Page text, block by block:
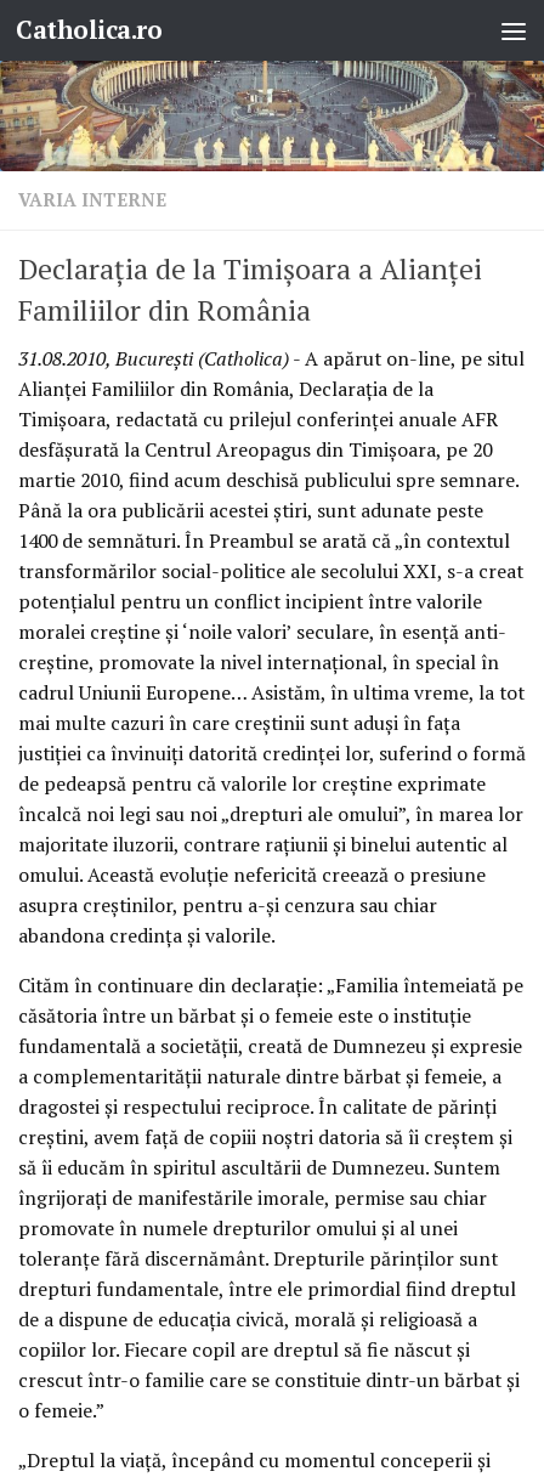
Skip to content
Catholica.ro
VARIA INTERNE
Declaraţia de la Timişoara a Alianţei
Familiilor din România
31.08.2010, Bucureşti (Catholica)- A apărut on-line, pe situl
Alianţei Familiilor din România, Declaraţia de la
Timişoara, redactată cu prilejul conferinţei anuale AFR
desfăşurată la Centrul Areopagus din Timişoara, pe 20
martie 2010, fiind acum deschisă publicului spre semnare.
Până la ora publicării acestei ştiri, sunt adunate peste
1400 de semnături. În Preambul se arată că „în contextul
transformărilor social-politice ale secolului XXI, s-a creat
potenţialul pentru un conflict incipient între valorile
moralei creştine şi ‘noile valori’ seculare, în esenţă anti-
creştine, promovate la nivel internaţional, în special în
cadrul Uniunii Europene… Asistăm, în ultima vreme, la tot
mai multe cazuri în care creştinii sunt aduşi în faţa
justiţiei ca învinuiţi datorită credinţei lor, suferind o formă
de pedeapsă pentru că valorile lor creştine exprimate
încalcă noi legi sau noi „drepturi ale omului”, în marea lor
majoritate iluzorii, contrare raţiunii şi binelui autentic al
omului. Această evoluţie nefericită creează o presiune
asupra creştinilor, pentru a-şi cenzura sau chiar
abandona credinţa şi valorile.
Cităm în continuare din declaraţie: „Familia întemeiată pe
căsătoria între un bărbat şi o femeie este o instituţie
fundamentală a societăţii, creată de Dumnezeu şi expresie
a complementarităţii naturale dintre bărbat şi femeie, a
dragostei şi respectului reciproce. În calitate de părinţi
creştini, avem faţă de copiii noştri datoria să îi creştem şi
să îi educăm în spiritul ascultării de Dumnezeu. Suntem
îngrijoraţi de manifestările imorale, permise sau chiar
promovate în numele drepturilor omului şi al unei
toleranţe fără discernământ. Drepturile părinţilor sunt
drepturi fundamentale, între ele primordial fiind dreptul
de a dispune de educaţia civică, morală şi religioasă a
copiilor lor. Fiecare copil are dreptul să fie născut şi
crescut într-o familie care se constituie dintr-un bărbat şi
o femeie.”
„Dreptul la viaţă, începând cu momentul conceperii şi